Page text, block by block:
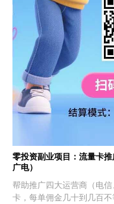
零投资副业项目：流量卡
广电）
帮助推广四大运营商（电
卡，每单佣金几十到几百